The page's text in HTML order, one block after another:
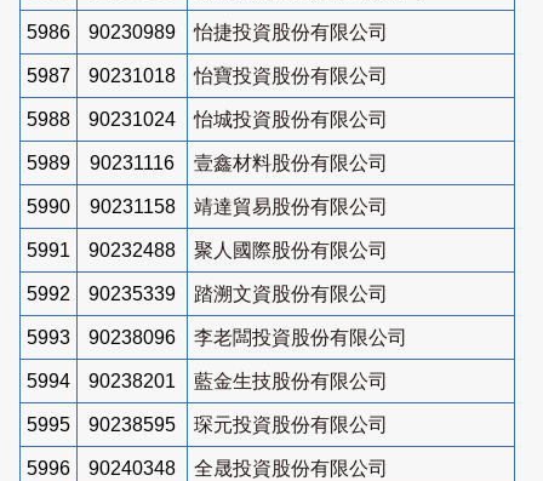
5986 90230989 怡捷投資股份有限公司
5987 90231018 怡寶投資股份有限公司
5988 90231024 怡城投資股份有限公司
5989 90231116 壹鑫材料股份有限公司
5990 90231158 靖達貿易股份有限公司
5991 90232488 聚人國際股份有限公司
5992 90235339 踏溯文資股份有限公司
5993 90238096 李老闆投資股份有限公司
5994 90238201 藍金生技股份有限公司
5995 90238595 琛元投資股份有限公司
5996 90240348 全晟投資股份有限公司